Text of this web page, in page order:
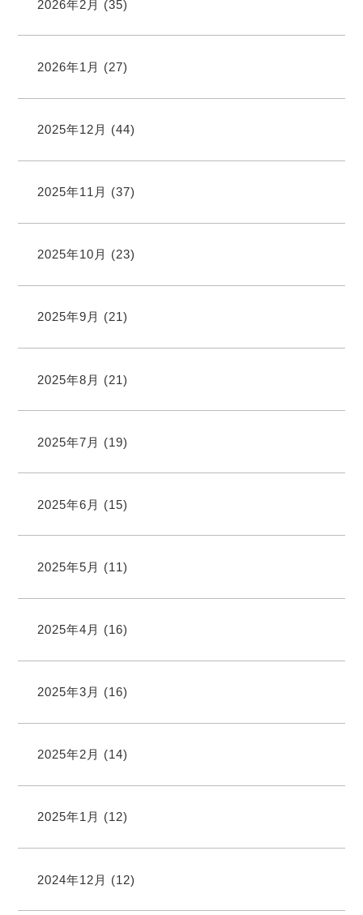
2026年2月 (35)
2026年1月 (27)
2025年12月 (44)
2025年11月 (37)
2025年10月 (23)
2025年9月 (21)
2025年8月 (21)
2025年7月 (19)
2025年6月 (15)
2025年5月 (11)
2025年4月 (16)
2025年3月 (16)
2025年2月 (14)
2025年1月 (12)
2024年12月 (12)